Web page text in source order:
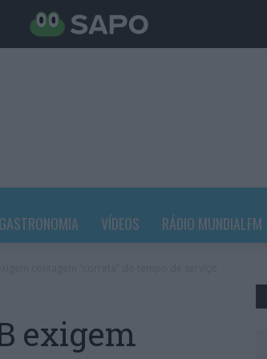
VÍDEOS RÁDIO MUNDIALFM
exigem